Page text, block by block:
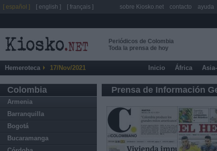
Periódicos de Colombia
Toda la prensa de hoy
Hemeroteca 17/Nov/2021 Inicio África
Colombia
Armenia
Barranquilla
Bogotá
Bucaramanga
Prensa de Información
[ español ] [ english ] [ français ] sobre Kiosko.net contacto ayuda